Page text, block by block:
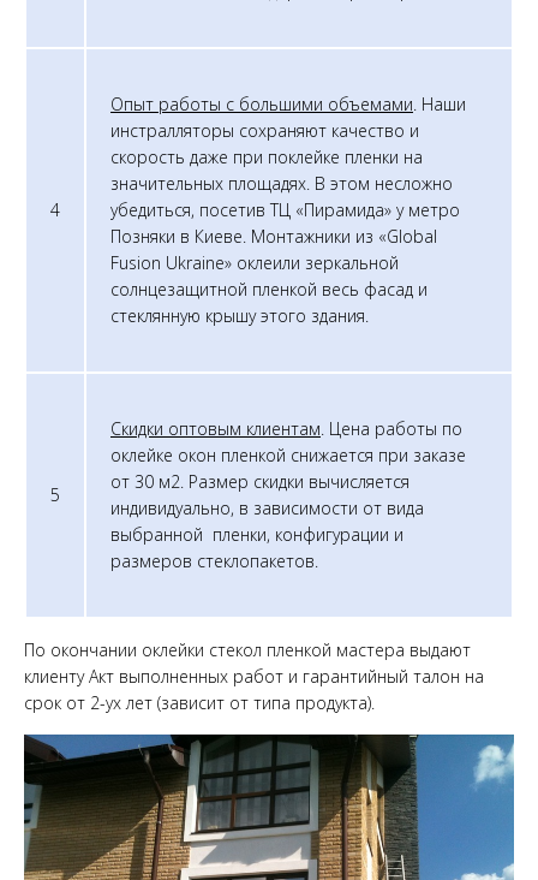
4
Опыт работы с большими объемами. Наши
инстралляторы сохраняют качество и
скорость даже при поклейке пленки на
значительных площадях. В этом несложно
убедиться, посетив ТЦ «Пирамида» у метро
Позняки в Киеве. Монтажники из «Global
Fusion Ukraine» оклеили зеркальной
солнцезащитной пленкой весь фасад и
стеклянную крышу этого здания.
5
Скидки оптовым клиентам. Цена работы по
оклейке окон пленкой снижается при заказе
от 30 м2. Размер скидки вычисляется
индивидуально, в зависимости от вида
выбранной пленки, конфигурации и
размеров стеклопакетов.
По окончании оклейки стекол пленкой мастера выдают
клиенту Акт выполненных работ и гарантийный талон на
срок от 2-ух лет (зависит от типа продукта).